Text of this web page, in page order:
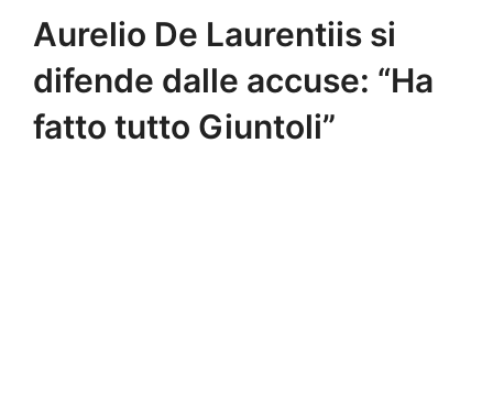
Aurelio De Laurentiis si
difende dalle accuse: “Ha
fatto tutto Giuntoli”